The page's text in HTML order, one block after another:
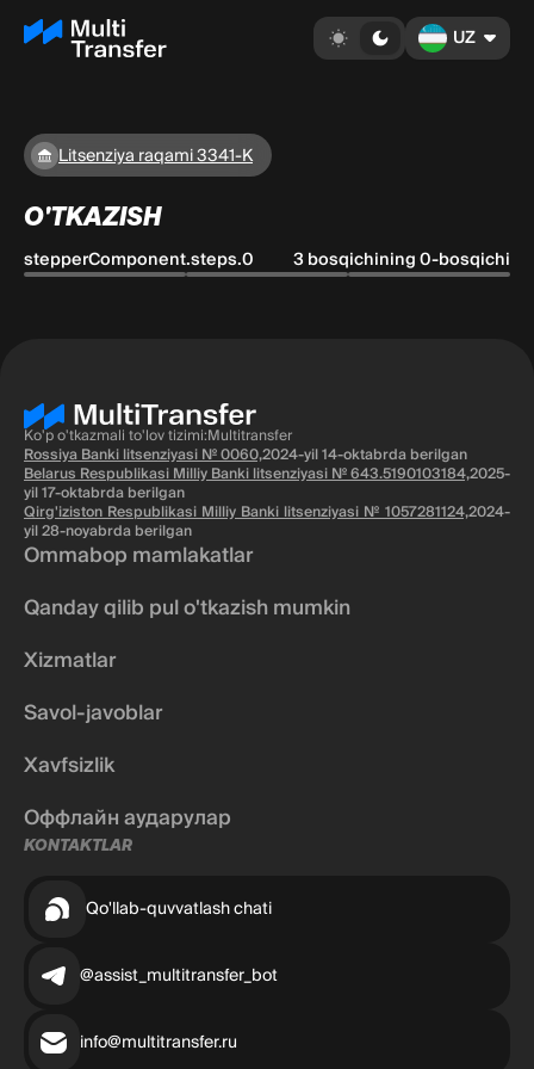
UZ
Litsenziya raqami 3341-K
O'TKAZISH
stepperComponent.steps.0 3 bosqichining 0-bosqichi
Ko'p o'tkazmali to'lov tizimi:Multitransfer
Rossiya Banki litsenziyasi № 0060,2024-yil 14-oktabrda berilgan
Belarus Respublikasi Milliy Banki litsenziyasi № 643.5190103184,2025-
yil 17-oktabrda berilgan
Qirg'iziston Respublikasi Milliy Banki litsenziyasi № 1057281124,2024-
yil 28-noyabrda berilgan
Ommabop mamlakatlar
Qanday qilib pul o'tkazish mumkin
Xizmatlar
Savol-javoblar
Xavfsizlik
Оффлайн аударулар
KONTAKTLAR
Qo'llab-quvvatlash chati
@assist_multitransfer_bot
info@multitransfer.ru